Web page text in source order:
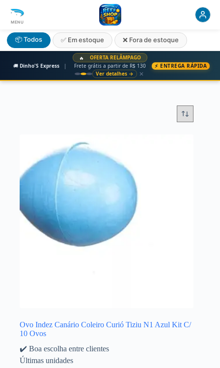
🔥
OFERTA RELÂMPAGO
🚚 Dinho'S Express | Frete grátis a partir de R$ 130
⚡ ENTREGA RÁPIDA
Ver detalhes →
✕
MENU
📦 Todos ✅ Em estoque ❌ Fora de estoque
Ovo Indez Canário Coleiro Curió Tiziu N1 Azul Kit C/
10 Ovos
✔️ Boa escolha entre clientes
Últimas unidades